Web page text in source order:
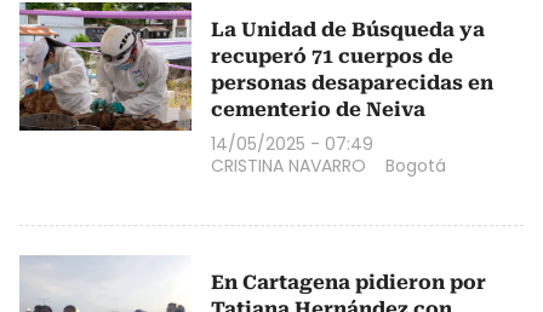
La Unidad de Búsqueda ya
recuperó 71 cuerpos de
personas desaparecidas en
cementerio de Neiva
14/05/2025 - 07:49
CRISTINA NAVARRO
Bogotá
En Cartagena pidieron por